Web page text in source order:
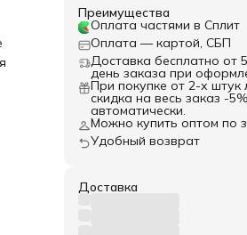
Преимущества
Оплата частями в Сплит
Оплата — картой, СБП
Доставка бесплатно от
день заказа при
При покупке от 2-х штук
скидка на весь заказ -
автоматически.
Можно купить оптом по
Удобный возврат
Доставка